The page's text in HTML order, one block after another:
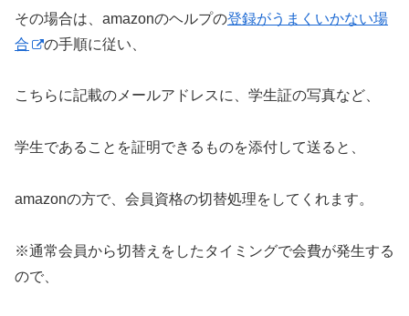
その場合は、amazonのヘルプの登録がうまくいかない場
合
の手順に従い、
こちらに記載のメールアドレスに、学生証の写真など、
学生であることを証明できるものを添付して送ると、
amazonの方で、会員資格の切替処理をしてくれます。
※通常会員から切替えをしたタイミングで会費が発生する
ので、